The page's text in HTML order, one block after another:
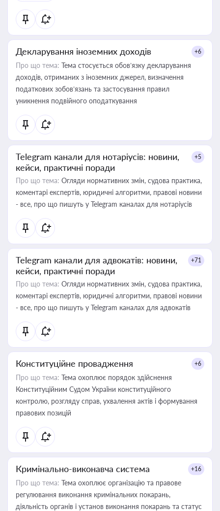
Декларування іноземних доходів +6
Про що тема: Тема стосується обов’язку декларування
доходів, отриманих з іноземних джерел, визначення
податкових зобов’язань та застосування правил
уникнення подвійного оподаткування
Telegram канали для нотаріусів: новини,
кейси, практичні поради
+5
Про що тема: Огляди нормативних змін, судова практика,
коментарі експертів, юридичні алгоритми, правові новини
- все, про що пишуть у Telegram каналах для нотаріусів
Telegram канали для адвокатів: новини,
кейси, практичні поради
+71
Про що тема: Огляди нормативних змін, судова практика,
коментарі експертів, юридичні алгоритми, правові новини
- все, про що пишуть у Telegram каналах для адвокатів
Конституційне провадження +6
Про що тема: Тема охоплює порядок здійснення
Конституційним Судом України конституційного
контролю, розгляду справ, ухвалення актів і формування
правових позицій
Кримінально-виконавча система +16
Про що тема: Тема охоплює організацію та правове
регулювання виконання кримінальних покарань,
діяльність органів і установ виконання покарань та статус